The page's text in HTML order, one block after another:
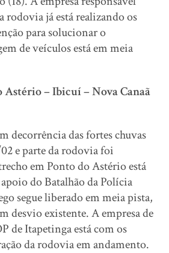
rodovia já está realizando os
para solucionar o
de veículos está em meia
Astério – Ibicuí – Nova Canaã
decorrência das fortes chuvas
e parte da rodovia foi
em Ponto do Astério está
do Batalhão da Polícia
segue liberado em meia pista,
desvio existente. A empresa de
de Itapetinga está com os
da rodovia em andamento.